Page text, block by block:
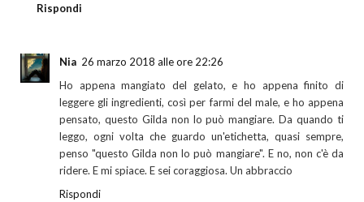
Rispondi
Nia 26 marzo 2018 alle ore 22:26
Ho appena mangiato del gelato, e ho appena finito di
leggere gli ingredienti, così per farmi del male, e ho appena
pensato, questo Gilda non lo può mangiare. Da quando ti
leggo, ogni volta che guardo un'etichetta, quasi sempre,
penso "questo Gilda non lo può mangiare". E no, non c'è da
ridere. E mi spiace. E sei coraggiosa. Un abbraccio
Rispondi